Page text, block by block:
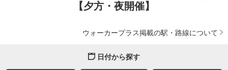
【夕方・夜開催】
ウォーカープラス掲載の駅・路線について
日付から探す